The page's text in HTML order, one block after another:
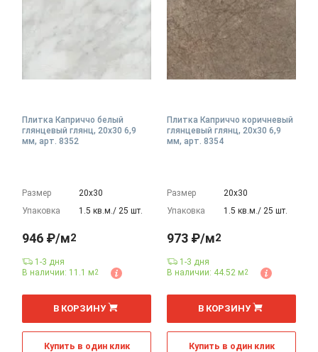
Плитка Каприччо белый
глянцевый глянц, 20x30 6,9
мм, арт. 8352
Размер
20х30
Упаковка
1.5 кв.м./ 25 шт.
946 ₽/м2
1-3 дня
В наличии: 11.1 м2
м
В КОРЗИНУ
Купить в один клик
Плитка Каприччо коричневый
глянцевый глянц, 20x30 6,9
мм, арт. 8354
Размер
20х30
Упаковка
1.5 кв.м./ 25 шт.
973 ₽/м2
1-3 дня
В наличии: 44.52 м2
м
В КОРЗИНУ
Купить в один клик